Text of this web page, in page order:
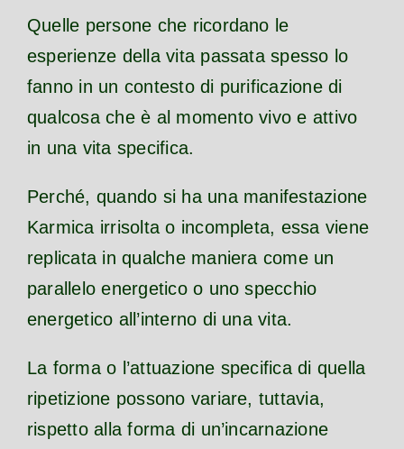
Quelle persone che ricordano le
esperienze della vita passata spesso lo
fanno in un contesto di purificazione di
qualcosa che è al momento vivo e attivo
in una vita specifica.
Perché, quando si ha una manifestazione
Karmica irrisolta o incompleta, essa viene
replicata in qualche maniera come un
parallelo energetico o uno specchio
energetico all’interno di una vita.
La forma o l’attuazione specifica di quella
ripetizione possono variare, tuttavia,
rispetto alla forma di un’incarnazione